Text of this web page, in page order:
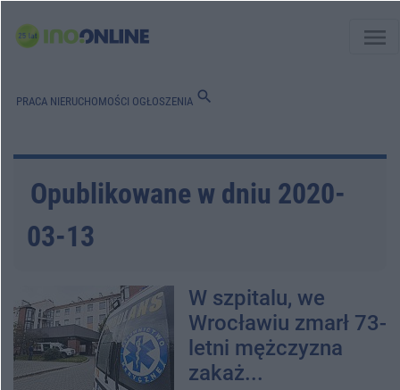
menu
PRACA NIERUCHOMOŚCI OGŁOSZENIA search
Opublikowane w dniu 2020-
03-13
W szpitalu, we
Wrocławiu zmarł 73-
letni mężczyzna
zakaż...